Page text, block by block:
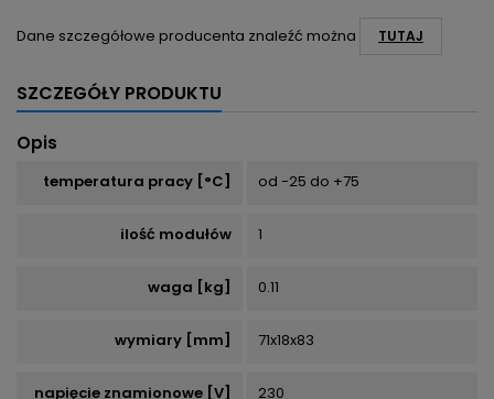
Dane szczegółowe producenta znaleźć można TUTAJ
SZCZEGÓŁY PRODUKTU
Opis
temperatura pracy [°C] od -25 do +75
ilość modułów 1
waga [kg] 0.11
wymiary [mm] 71x18x83
napięcie znamionowe [V] 230